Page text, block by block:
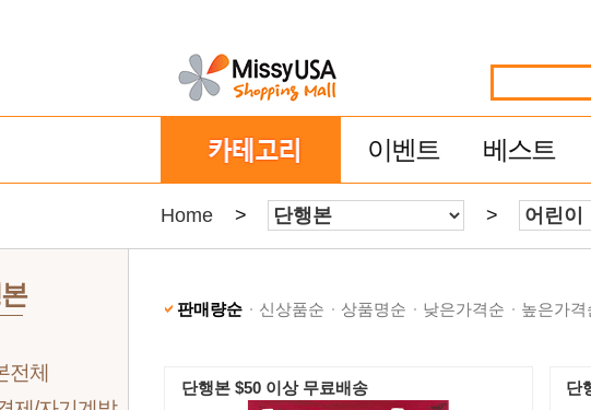
이벤트 베스트
Home > >
전체
판매량순 신상품순 상품명순 낮은가격순 높은가격
단행본 $50 이상 무료배송 단